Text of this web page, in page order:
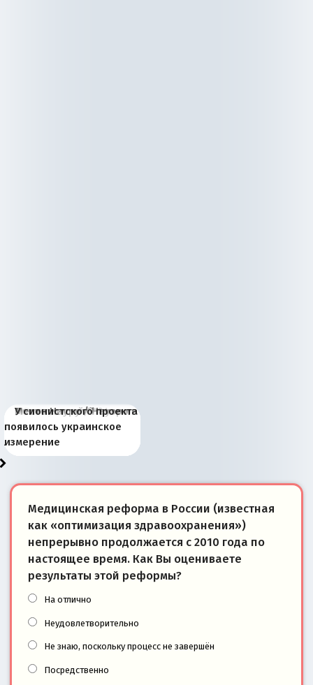
Киевская марионетка
Запада рассказала о
«переобувании» хозяев
В России назрели
перемены: 15 шагов к
суверенной экономике
Миграционный пожар
Европы
Россия начинает
сбрасывать балласт
Анкориджа
Россия зимой 1904
года: первые уступки во
внутренней политике
Русская нация вчера и
сегодня
Почему правый крах в
Варшаве не поможет её
отношениям с Россией?
Место Науру / Науэро в
современной истории
Южной Осетии
У сионистского проекта
появилось украинское
измерение
Медицинская реформа в России (известная
как «оптимизация здравоохранения»)
непрерывно продолжается с 2010 года по
настоящее время. Как Вы оцениваете
результаты этой реформы?
На отлично
Неудовлетворительно
Не знаю, поскольку процесс не завершён
Посредственно